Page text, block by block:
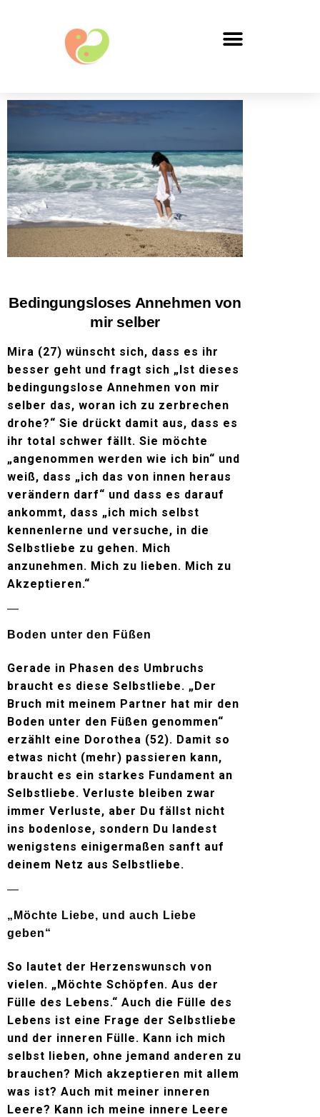
Bedingungsloses Annehmen von
mir selber
Mira (27) wünscht sich, dass es ihr
besser geht und fragt sich „Ist dieses
bedingungslose Annehmen von mir
selber das, woran ich zu zerbrechen
drohe?“ Sie drückt damit aus, dass es
ihr total schwer fällt. Sie möchte
„angenommen werden wie ich bin“ und
weiß, dass „ich das von innen heraus
verändern darf“ und dass es darauf
ankommt, dass „ich mich selbst
kennenlerne und versuche, in die
Selbstliebe zu gehen. Mich
anzunehmen. Mich zu lieben. Mich zu
Akzeptieren.“
Boden unter den Füßen
Gerade in Phasen des Umbruchs
braucht es diese Selbstliebe. „Der
Bruch mit meinem Partner hat mir den
Boden unter den Füßen genommen“
erzählt eine Dorothea (52). Damit so
etwas nicht (mehr) passieren kann,
braucht es ein starkes Fundament an
Selbstliebe. Verluste bleiben zwar
immer Verluste, aber Du fällst nicht
ins bodenlose, sondern Du landest
wenigstens einigermaßen sanft auf
deinem Netz aus Selbstliebe.
„Möchte Liebe, und auch Liebe
geben“
So lautet der Herzenswunsch von
vielen. „Möchte Schöpfen. Aus der
Fülle des Lebens.“ Auch die Fülle des
Lebens ist eine Frage der Selbstliebe
und der inneren Fülle. Kann ich mich
selbst lieben, ohne jemand anderen zu
brauchen? Mich akzeptieren mit allem
was ist? Auch mit meiner inneren
Leere? Kann ich meine innere Leere